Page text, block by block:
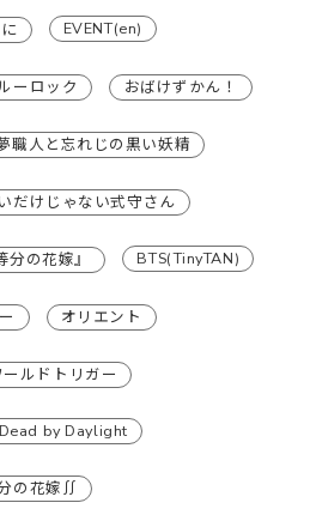
EVENT(en)
ーロック おばけずかん！
職人と忘れじの黒い妖精
だけじゃない式守さん
分の花嫁』 BTS(TinyTAN)
オリエント
ールドトリガー
Dead by Daylight
の花嫁∬